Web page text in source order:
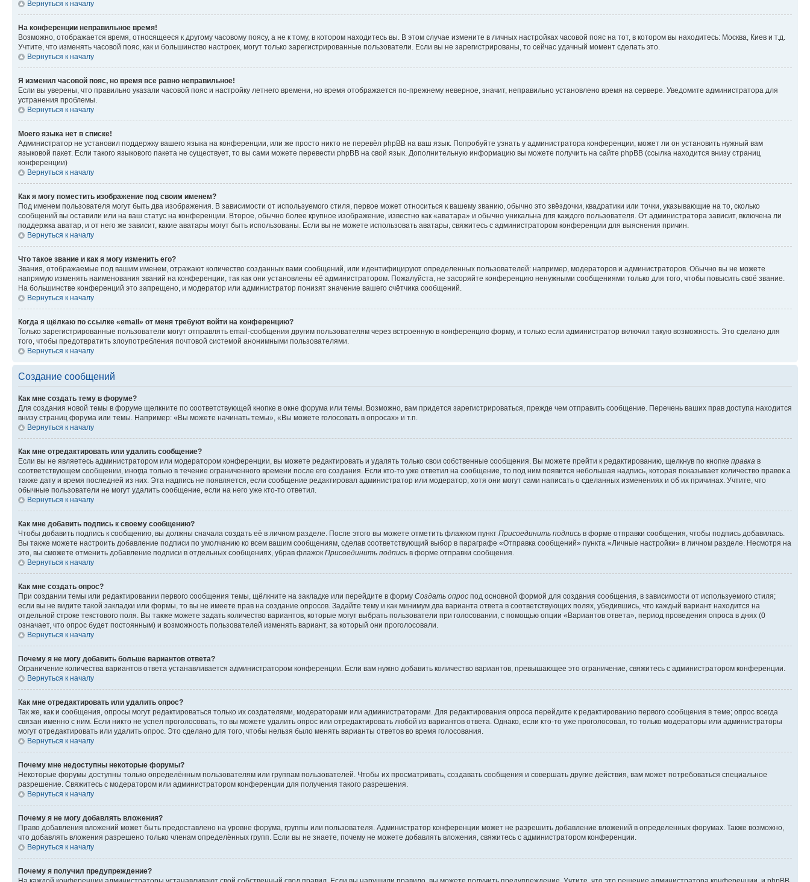
Вернуться к началу
На конференции неправильное время!
Возможно, отображается время, относящееся к другому часовому поясу, а не к тому, в котором находитесь вы. В этом случае измените в личных настройках часовой пояс на тот, в котором вы находитесь: Москва, Киев и т.д.
Учтите, что изменять часовой пояс, как и большинство настроек, могут только зарегистрированные пользователи. Если вы не зарегистрированы, то сейчас удачный момент сделать это.
Вернуться к началу
Я изменил часовой пояс, но время все равно неправильное!
Если вы уверены, что правильно указали часовой пояс и настройку летнего времени, но время отображается по-прежнему неверное, значит, неправильно установлено время на сервере. Уведомите администратора для
устранения проблемы.
Вернуться к началу
Моего языка нет в списке!
Администратор не установил поддержку вашего языка на конференции, или же просто никто не перевёл phpBB на ваш язык. Попробуйте узнать у администратора конференции, может ли он установить нужный вам
языковой пакет. Если такого языкового пакета не существует, то вы сами можете перевести phpBB на свой язык. Дополнительную информацию вы можете получить на сайте phpBB (ссылка находится внизу страниц
конференции)
Вернуться к началу
Как я могу поместить изображение под своим именем?
Под именем пользователя могут быть два изображения. В зависимости от используемого стиля, первое может относиться к вашему званию, обычно это звёздочки, квадратики или точки, указывающие на то, сколько
сообщений вы оставили или на ваш статус на конференции. Второе, обычно более крупное изображение, известно как «аватара» и обычно уникальна для каждого пользователя. От администратора зависит, включена ли
поддержка аватар, и от него же зависит, какие аватары могут быть использованы. Если вы не можете использовать аватары, свяжитесь с администратором конференции для выяснения причин.
Вернуться к началу
Что такое звание и как я могу изменить его?
Звания, отображаемые под вашим именем, отражают количество созданных вами сообщений, или идентифицируют определенных пользователей: например, модераторов и администраторов. Обычно вы не можете
напрямую изменять наименования званий на конференции, так как они установлены её администратором. Пожалуйста, не засоряйте конференцию ненужными сообщениями только для того, чтобы повысить своё звание.
На большинстве конференций это запрещено, и модератор или администратор понизят значение вашего счётчика сообщений.
Вернуться к началу
Когда я щёлкаю по ссылке «email» от меня требуют войти на конференцию?
Только зарегистрированные пользователи могут отправлять email-сообщения другим пользователям через встроенную в конференцию форму, и только если администратор включил такую возможность. Это сделано для
того, чтобы предотвратить злоупотребления почтовой системой анонимными пользователями.
Вернуться к началу
Создание сообщений
Как мне создать тему в форуме?
Для создания новой темы в форуме щелкните по соответствующей кнопке в окне форума или темы. Возможно, вам придется зарегистрироваться, прежде чем отправить сообщение. Перечень ваших прав доступа находится
внизу страниц форума или темы. Например: «Вы можете начинать темы», «Вы можете голосовать в опросах» и т.п.
Вернуться к началу
Как мне отредактировать или удалить сообщение?
Если вы не являетесь администратором или модератором конференции, вы можете редактировать и удалять только свои собственные сообщения. Вы можете прейти к редактированию, щелкнув по кнопке правка в
соответствующем сообщении, иногда только в течение ограниченного времени после его создания. Если кто-то уже ответил на сообщение, то под ним появится небольшая надпись, которая показывает количество правок а
также дату и время последней из них. Эта надпись не появляется, если сообщение редактировал администратор или модератор, хотя они могут сами написать о сделанных изменениях и об их причинах. Учтите, что
обычные пользователи не могут удалить сообщение, если на него уже кто-то ответил.
Вернуться к началу
Как мне добавить подпись к своему сообщению?
Чтобы добавить подпись к сообщению, вы должны сначала создать её в личном разделе. После этого вы можете отметить флажком пункт Присоединить подпись в форме отправки сообщения, чтобы подпись добавилась.
Вы также можете настроить добавление подписи по умолчанию ко всем вашим сообщениям, сделав соответствующий выбор в параграфе «Отправка сообщений» пункта «Личные настройки» в личном разделе. Несмотря на
это, вы сможете отменить добавление подписи в отдельных сообщениях, убрав флажок Присоединить подпись в форме отправки сообщения.
Вернуться к началу
Как мне создать опрос?
При создании темы или редактировании первого сообщения темы, щёлкните на закладке или перейдите в форму Создать опрос под основной формой для создания сообщения, в зависимости от используемого стиля;
если вы не видите такой закладки или формы, то вы не имеете прав на создание опросов. Задайте тему и как минимум два варианта ответа в соответствующих полях, убедившись, что каждый вариант находится на
отдельной строке текстового поля. Вы также можете задать количество вариантов, которые могут выбрать пользователи при голосовании, с помощью опции «Вариантов ответа», период проведения опроса в днях (0
означает, что опрос будет постоянным) и возможность пользователей изменять вариант, за который они проголосовали.
Вернуться к началу
Почему я не могу добавить больше вариантов ответа?
Ограничение количества вариантов ответа устанавливается администратором конференции. Если вам нужно добавить количество вариантов, превышающее это ограничение, свяжитесь с администратором конференции.
Вернуться к началу
Как мне отредактировать или удалить опрос?
Так же, как и сообщения, опросы могут редактироваться только их создателями, модераторами или администраторами. Для редактирования опроса перейдите к редактированию первого сообщения в теме; опрос всегда
связан именно с ним. Если никто не успел проголосовать, то вы можете удалить опрос или отредактировать любой из вариантов ответа. Однако, если кто-то уже проголосовал, то только модераторы или администраторы
могут отредактировать или удалить опрос. Это сделано для того, чтобы нельзя было менять варианты ответов во время голосования.
Вернуться к началу
Почему мне недоступны некоторые форумы?
Некоторые форумы доступны только определённым пользователям или группам пользователей. Чтобы их просматривать, создавать сообщения и совершать другие действия, вам может потребоваться специальное
разрешение. Свяжитесь с модератором или администратором конференции для получения такого разрешения.
Вернуться к началу
Почему я не могу добавлять вложения?
Право добавления вложений может быть предоставлено на уровне форума, группы или пользователя. Администратор конференции может не разрешить добавление вложений в определенных форумах. Также возможно,
что добавлять вложения разрешено только членам определённых групп. Если вы не знаете, почему не можете добавлять вложения, свяжитесь с администратором конференции.
Вернуться к началу
Почему я получил предупреждение?